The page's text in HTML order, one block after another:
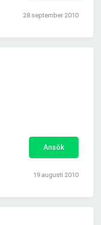
28 september 2010
Ansök
19 augusti 2010